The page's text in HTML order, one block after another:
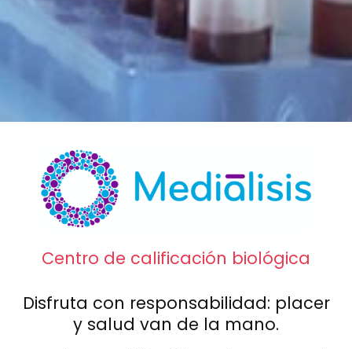
Centro de calificación biológica
Disfruta con responsabilidad: placer
y salud van de la mano.